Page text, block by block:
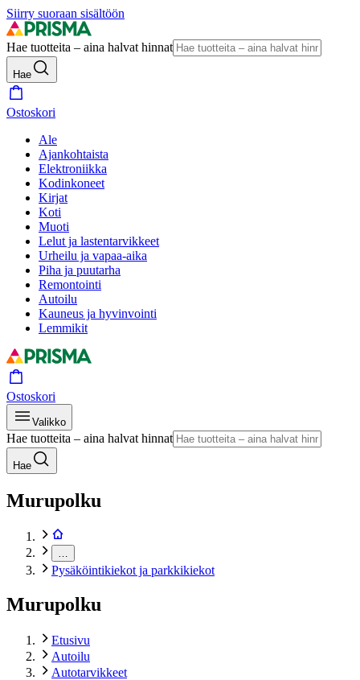
Siirry suoraan sisältöön
Hae tuotteita – aina halvat hinnat
Hae
Ostoskori
Ale
Ajankohtaista
Elektroniikka
Kodinkoneet
Kirjat
Koti
Muoti
Lelut ja lastentarvikkeet
Urheilu ja vapaa-aika
Piha ja puutarha
Remontointi
Autoilu
Kauneus ja hyvinvointi
Lemmikit
Ostoskori
Valikko
Hae tuotteita – aina halvat hinnat
Hae
Murupolku
Pysäköintikiekot ja parkkikiekot
Murupolku
Etusivu
Autoilu
Autotarvikkeet